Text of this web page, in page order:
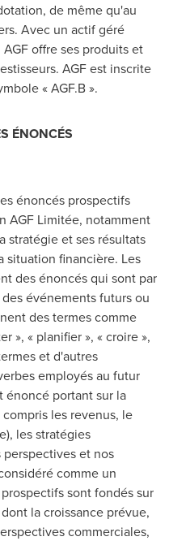
de même qu'au
Avec un actif géré
offre ses produits et
AGF est inscrite
« AGF.B ».
ÉNONCÉS
énoncés prospectifs
AGF Limitée, notamment
stratégie et ses résultats
situation financière. Les
des énoncés qui sont par
événements futurs ou
des termes comme
», « planifier », « croire »,
et d'autres
employés au futur
portant sur la
les revenus, le
les stratégies
et nos
comme un
sont fondés sur
la croissance prévue,
commerciales,